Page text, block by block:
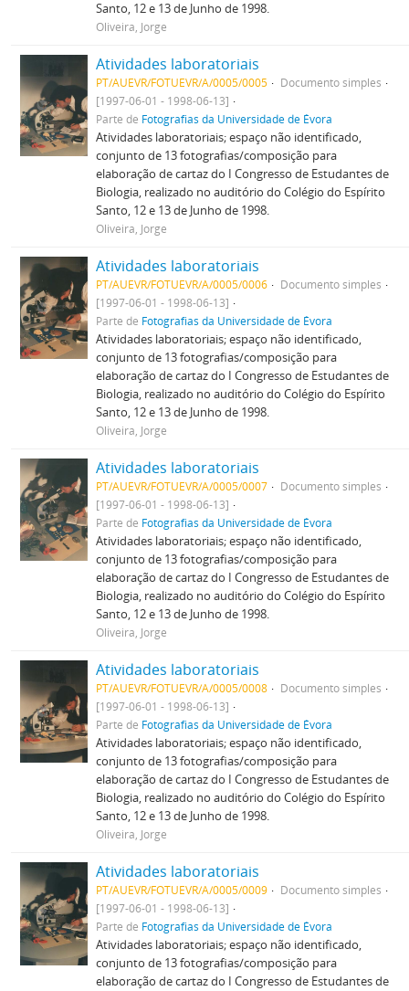
Santo, 12 e 13 de Junho de 1998.
Oliveira, Jorge
Atividades laboratoriais
PT/AUEVR/FOTUEVR/A/0005/0005
Documento simples
[1997-06-01 - 1998-06-13]
Parte de Fotografias da Universidade de Évora
Atividades laboratoriais; espaço não identificado,
conjunto de 13 fotografias/composição para
elaboração de cartaz do I Congresso de Estudantes de
Biologia, realizado no auditório do Colégio do Espírito
Santo, 12 e 13 de Junho de 1998.
Oliveira, Jorge
Atividades laboratoriais
PT/AUEVR/FOTUEVR/A/0005/0006
Documento simples
[1997-06-01 - 1998-06-13]
Parte de Fotografias da Universidade de Évora
Atividades laboratoriais; espaço não identificado,
conjunto de 13 fotografias/composição para
elaboração de cartaz do I Congresso de Estudantes de
Biologia, realizado no auditório do Colégio do Espírito
Santo, 12 e 13 de Junho de 1998.
Oliveira, Jorge
Atividades laboratoriais
PT/AUEVR/FOTUEVR/A/0005/0007
Documento simples
[1997-06-01 - 1998-06-13]
Parte de Fotografias da Universidade de Évora
Atividades laboratoriais; espaço não identificado,
conjunto de 13 fotografias/composição para
elaboração de cartaz do I Congresso de Estudantes de
Biologia, realizado no auditório do Colégio do Espírito
Santo, 12 e 13 de Junho de 1998.
Oliveira, Jorge
Atividades laboratoriais
PT/AUEVR/FOTUEVR/A/0005/0008
Documento simples
[1997-06-01 - 1998-06-13]
Parte de Fotografias da Universidade de Évora
Atividades laboratoriais; espaço não identificado,
conjunto de 13 fotografias/composição para
elaboração de cartaz do I Congresso de Estudantes de
Biologia, realizado no auditório do Colégio do Espírito
Santo, 12 e 13 de Junho de 1998.
Oliveira, Jorge
Atividades laboratoriais
PT/AUEVR/FOTUEVR/A/0005/0009
Documento simples
[1997-06-01 - 1998-06-13]
Parte de Fotografias da Universidade de Évora
Atividades laboratoriais; espaço não identificado,
conjunto de 13 fotografias/composição para
elaboração de cartaz do I Congresso de Estudantes de